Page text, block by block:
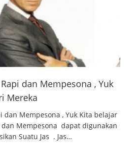
dan Mempesona , Yuk
Mereka
dan Mempesona , Yuk Kita belajar
Mempesona dapat digunakan
Suatu Jas . Jas…